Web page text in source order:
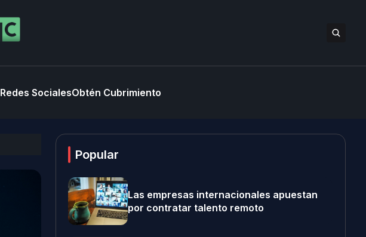
Redes SocialesObtén Cubrimiento
Popular
Las empresas internacionales apuestan
por contratar talento remoto